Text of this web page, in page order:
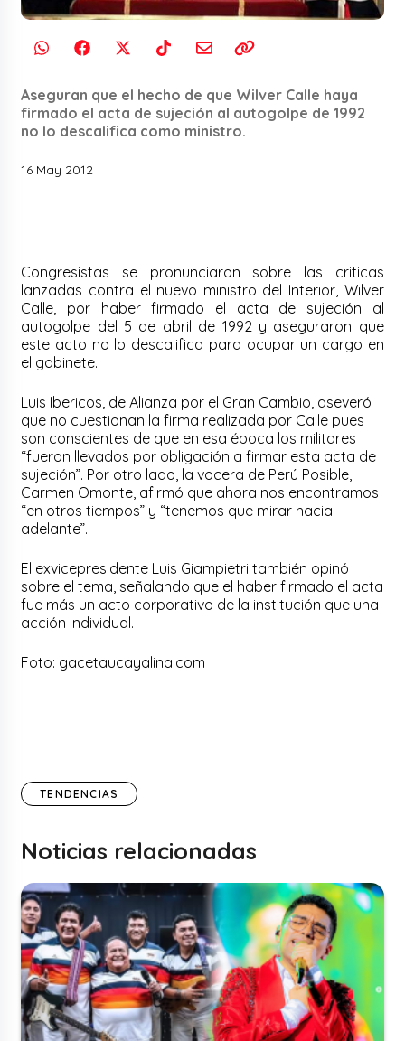
Aseguran que el hecho de que Wilver Calle haya
firmado el acta de sujeción al autogolpe de 1992
no lo descalifica como ministro.
16 May 2012
Congresistas se pronunciaron sobre las criticas
lanzadas contra el nuevo ministro del Interior, Wilver
Calle, por haber firmado el acta de sujeción al
autogolpe del 5 de abril de 1992 y aseguraron que
este acto no lo descalifica para ocupar un cargo en
el gabinete.
Luis Ibericos, de Alianza por el Gran Cambio, aseveró
que no cuestionan la firma realizada por Calle pues
son conscientes de que en esa época los militares
“fueron llevados por obligación a firmar esta acta de
sujeción”. Por otro lado, la vocera de Perú Posible,
Carmen Omonte, afirmó que ahora nos encontramos
“en otros tiempos” y “tenemos que mirar hacia
adelante”.
El exvicepresidente Luis Giampietri también opinó
sobre el tema, señalando que el haber firmado el acta
fue más un acto corporativo de la institución que una
acción individual.
Foto: gacetaucayalina.com
TENDENCIAS
Noticias relacionadas